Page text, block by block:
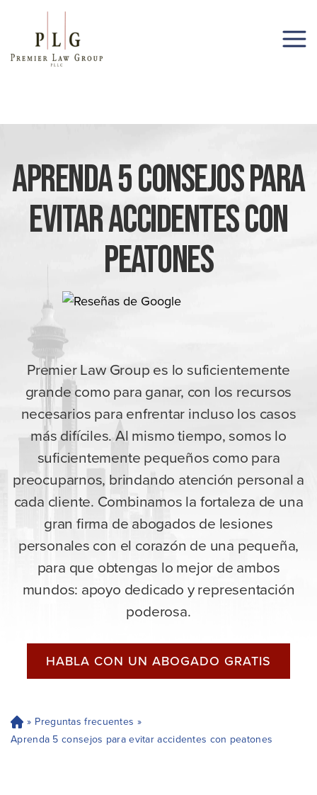
Aprenda 5 Consejos Para
Evitar Accidentes Con
Peatones
Premier Law Group es lo suficientemente
grande como para ganar, con los recursos
necesarios para enfrentar incluso los casos
más difíciles. Al mismo tiempo, somos lo
suficientemente pequeños como para
preocuparnos, brindando atención personal a
cada cliente. Combinamos la fortaleza de una
gran firma de abogados de lesiones
personales con el corazón de una pequeña,
para que obtengas lo mejor de ambos
mundos: apoyo dedicado y representación
poderosa.
HABLA CON UN ABOGADO GRATIS
H
og
» Preguntas frecuentes »
Aprenda 5 consejos para evitar accidentes con peatones